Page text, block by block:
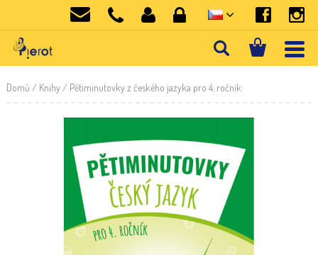
Domů / Knihy/ Pětiminutovky z českého jazyka pro 4. ročník